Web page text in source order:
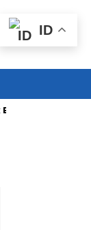
Maritim
ID